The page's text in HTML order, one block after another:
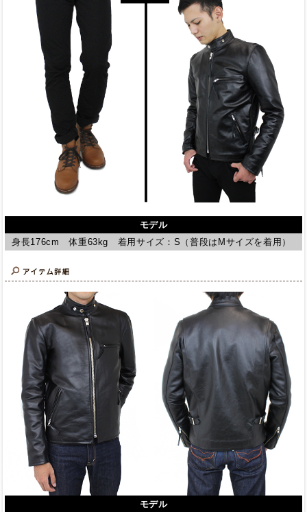
モデル
身長176cm 体重63kg 着用サイズ：S（普段はMサイズを着用）
モデル